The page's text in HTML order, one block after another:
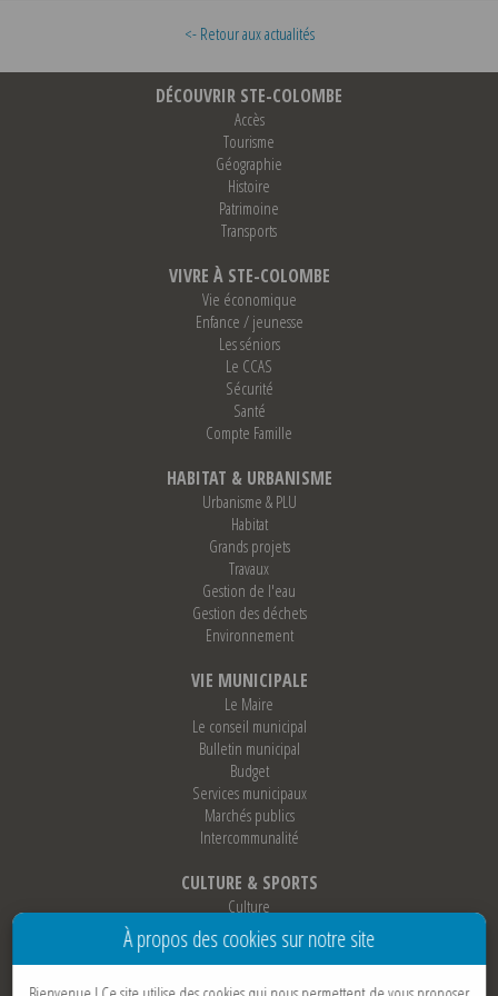
<- Retour aux actualités
DÉCOUVRIR STE-COLOMBE
Accès
Tourisme
Géographie
Histoire
Patrimoine
Transports
VIVRE À STE-COLOMBE
Vie économique
Enfance / jeunesse
Les séniors
Le CCAS
Sécurité
Santé
Compte Famille
HABITAT & URBANISME
Urbanisme & PLU
Habitat
Grands projets
Travaux
Gestion de l'eau
Gestion des déchets
Environnement
VIE MUNICIPALE
Le Maire
Le conseil municipal
Bulletin municipal
Budget
Services municipaux
Marchés publics
Intercommunalité
CULTURE & SPORTS
Culture
Sports
Loisirs
Associations
À propos des cookies sur notre site